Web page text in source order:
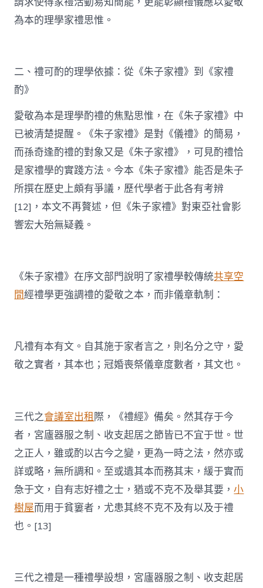
為本的理學家禮思惟。
二、禮可酌的理學依據：從《朱子家禮》到《家禮
酌》
愛敬為本是理學酌禮的焦點思惟，在《朱子家禮》中
已被清楚提醒。《朱子家禮》是對《儀禮》的簡易，
而孫奇逢酌禮的對象又是《朱子家禮》，可見酌禮恰
是家禮學的實踐方法。今本《朱子家禮》能否是朱子
所撰在歷史上頗有爭議，歷代學者于此各有考辨
[12]，本文不再贅述，但《朱子家禮》對東亞社會影
響宏大殆無疑義。
《朱子家禮》在序文部門說明了家禮學較傳統共享空
間經禮學更強調禮的愛敬之本，而非儀章軌制：
凡禮有本有文。自其施于家者言之，則名分之守，愛
敬之實者，其本也；冠婚喪祭儀章度數者，其文也。
三代之會議室出租際，《禮經》備矣。然其存于今
者，宮廬器服之制、收支起居之節皆已不宜于世。世
之正人，雖或酌以古今之變，更為一時之法，然亦或
詳或略，無所調和。至或遺其本而務其末，緩于實而
急于文，自有志好禮之士，猶或不克不及舉其要，小
樹屋而用于貧窶者，尤患其終不克不及有以及于禮
也。[13]
三代之禮是一種禮學設想，宮廬器服之制、收支起居